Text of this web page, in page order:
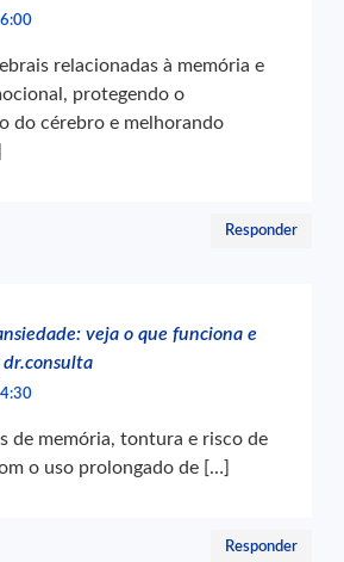
relacionadas à memória e
protegendo o
do cérebro e melhorando
Responder
veja o que funciona e
dr.consulta
de memória, tontura e risco de
o uso prolongado de […]
Responder